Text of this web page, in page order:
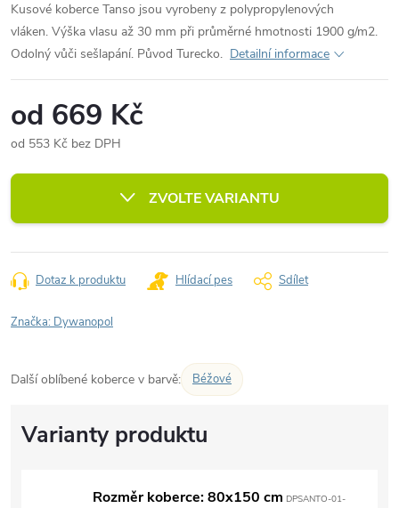
Kusové koberce Tanso jsou vyrobeny z polypropylenových
vláken. Výška vlasu až 30 mm při průměrné hmotnosti 1900 g/m2.
Odolný vůči sešlapání. Původ Turecko. Detailní informace
od 669 Kč
od 553 Kč bez DPH
cena:
ZVOLTE VARIANTU
Dotaz k produktu Hlídací pes Sdílet
Značka: Dywanopol
Další oblíbené koberce v barvě: Béžové
Rozměr koberce: 80x150 cm DPSANTO-01-